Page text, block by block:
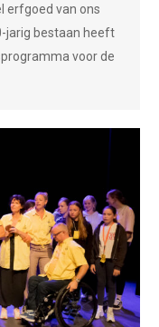
erfgoed van ons
jarig bestaan heeft
voor de